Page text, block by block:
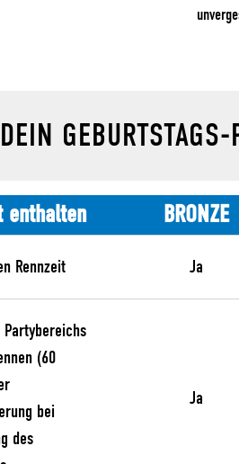
GEBURTSTAGS-
enthalten BRONZE
Rennzeit Ja
Partybereichs
(60
bei
des
Ja